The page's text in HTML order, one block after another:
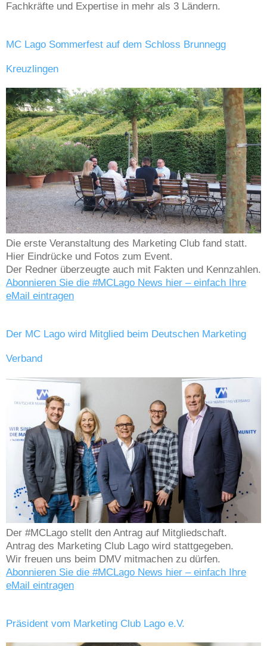
Fachkräfte und Expertise in mehr als 3 Ländern.
MC Lago Sommerfest auf dem Schloss Brunnegg
Kreuzlingen
Die erste Veranstaltung des Marketing Club fand statt.
Hier Eindrücke und Fotos zum Event.
Der Redner überzeugte auch mit Fakten und Kennzahlen.
Abonnieren Sie die #MCLago News hier – einfach Ihre
eMail eintragen
Der MC Lago wird Mitglied beim Deutschen Marketing
Verband
Der #MCLago stellt den Antrag auf Mitgliedschaft.
Antrag des Marketing Club Lago wird stattgegeben.
Wir freuen uns beim DMV mitmachen zu dürfen.
Abonnieren Sie die #MCLago News hier – einfach Ihre
eMail eintragen
Präsident vom Marketing Club Lago e.V.